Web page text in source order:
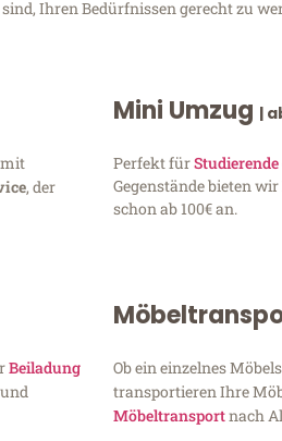
Ihren Bedürfnissen gerecht zu
, der
Mini Umzug |
Perfekt fürStudierende
Gegenstände bieten wir
schon ab 100€ an.
Beiladung
Ob ein einzelnes
transportieren Ihre
Möbeltransportnach